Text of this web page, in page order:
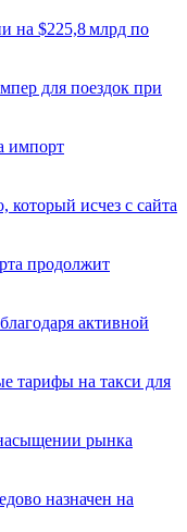
на $225,8 млрд по
для поездок при
импорт
который исчез с сайта
продолжит
активной
тарифы на такси для
рынка
назначен на